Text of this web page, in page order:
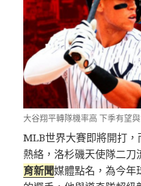
大谷翔平轉隊機率高 下季有望
MLB世界大賽即將開打
熱絡，洛杉磯天使隊二刀
育新聞媒體點名，為今年